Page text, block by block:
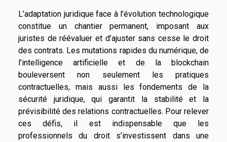
L’adaptation juridique face à l’évolution technologique
constitue un chantier permanent, imposant aux
juristes de réévaluer et d’ajuster sans cesse le droit
des contrats. Les mutations rapides du numérique, de
l’intelligence artificielle et de la blockchain
bouleversent non seulement les pratiques
contractuelles, mais aussi les fondements de la
sécurité juridique, qui garantit la stabilité et la
prévisibilité des relations contractuelles. Pour relever
ces défis, il est indispensable que les
professionnels du droit s’investissent dans une